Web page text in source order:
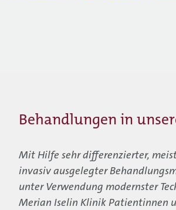
Behandlungen in
Mit Hilfe sehr differenzierter,
invasiv ausgelegter
unter Verwendung modernster
Merian Iselin Klinik Patientinnen